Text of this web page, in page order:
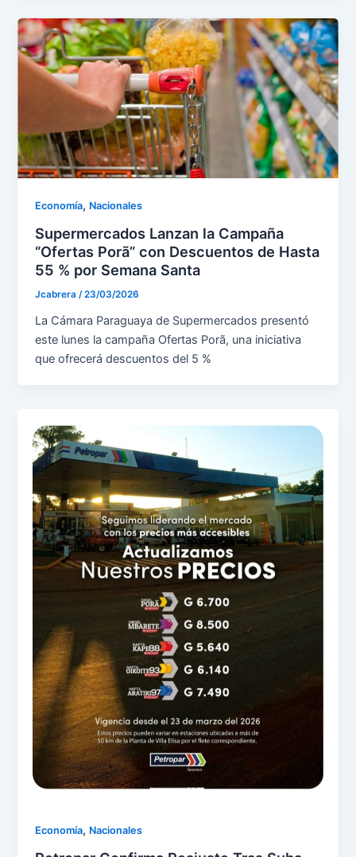
Economía, Nacionales
Supermercados Lanzan la Campaña
“Ofertas Porã” con Descuentos de Hasta
55 % por Semana Santa
Jcabrera /23/03/2026
La Cámara Paraguaya de Supermercados presentó
este lunes la campaña Ofertas Porã, una iniciativa
que ofrecerá descuentos del 5 %
Economía, Nacionales